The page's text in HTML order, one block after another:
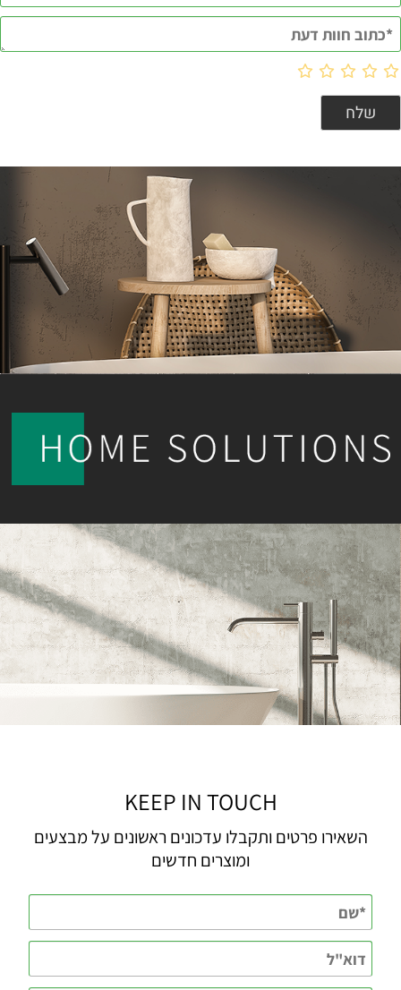
KEEP IN TOUCH
השאירו פרטים ותקבלו עדכונים ראשונים על מבצעים
ומוצרים חדשים